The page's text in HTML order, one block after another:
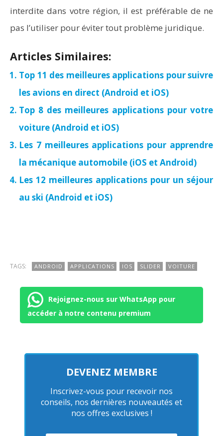
interdite dans votre région, il est préférable de ne
pas l’utiliser pour éviter tout problème juridique.
Articles Similaires:
Top 11 des meilleures applications pour suivre
les avions en direct (Android et iOS)
Top 8 des meilleures applications pour votre
voiture (Android et iOS)
Les 7 meilleures applications pour apprendre
la mécanique automobile (iOS et Android)
Les 12 meilleures applications pour un séjour
au ski (Android et iOS)
TAGS: ANDROID APPLICATIONS IOS SLIDER VOITURE
Rejoignez-nous sur WhatsApp pour
accéder à notre contenu premium
DEVENEZ MEMBRE
Inscrivez-vous pour recevoir nos
conseils, nos dernières nouveautés et
nos offres exclusives !